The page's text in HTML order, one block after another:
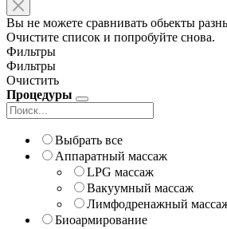
Вы не можете сравнивать обьекты
Очистите список и попробуйте снова.
Фильтры
Фильтры
Очистить
Процедуры
Выбрать все
Аппаратный массаж
LPG массаж
Вакуумный массаж
Лимфодренажный
Биоармирование